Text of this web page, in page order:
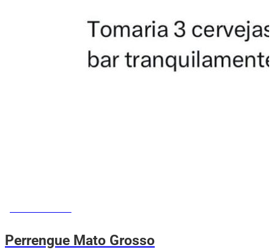
Perrengue Mato Grosso